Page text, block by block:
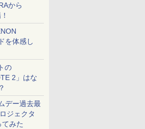
から
を体感し
の
2」はな
デー過去最
ジェクタ
みた